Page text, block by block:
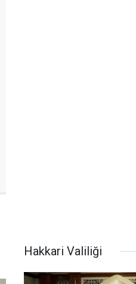
Hakkari Valiliği